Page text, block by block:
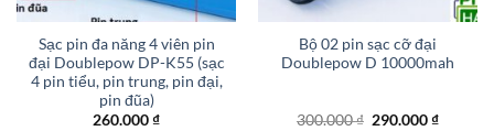
Sạc pin đa năng 4 viên pin
đại Doublepow DP-K55 (sạc
4 pin tiểu, pin trung, pin đại,
pin đũa)
260.000₫
Bộ 02 pin sạc cỡ đại
Doublepow D 10000mah
300.000₫ Giá
290.000₫Giá